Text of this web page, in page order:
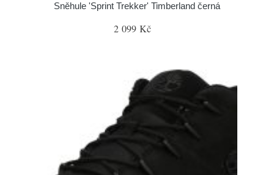
Sněhule 'Sprint Trekker' Timberland černá
2 099 Kč